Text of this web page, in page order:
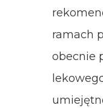
ramach
obecnie